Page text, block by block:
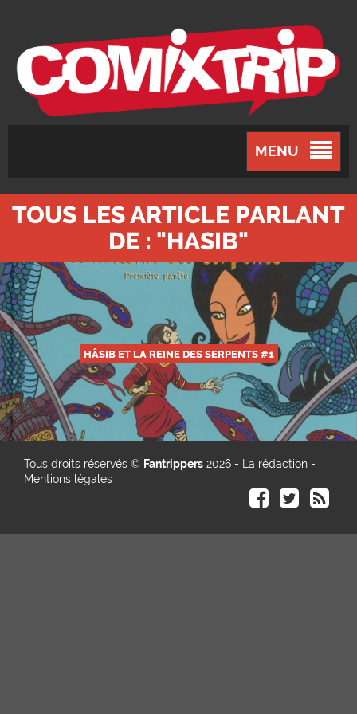
MENU
TOUS LES ARTICLE PARLANT
DE : "HASIB"
HÂSIB ET LA REINE DES SERPENTS #1
Tous droits réservés © Fantrippers 2026 - La rédaction -
Mentions légales